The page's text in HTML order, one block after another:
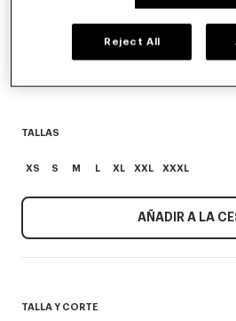
Blanco Hueso
TALLAS
XS S M L XL XXL XXXL
AÑADIR A LA
TALLA Y CORTE
Reject All